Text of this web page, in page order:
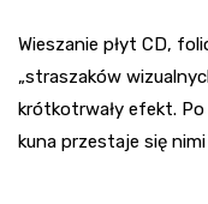
Wieszanie płyt CD,
„straszaków
krótkotrwały efekt. Po
kuna przestaje się